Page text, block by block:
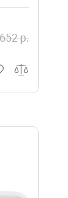
р.